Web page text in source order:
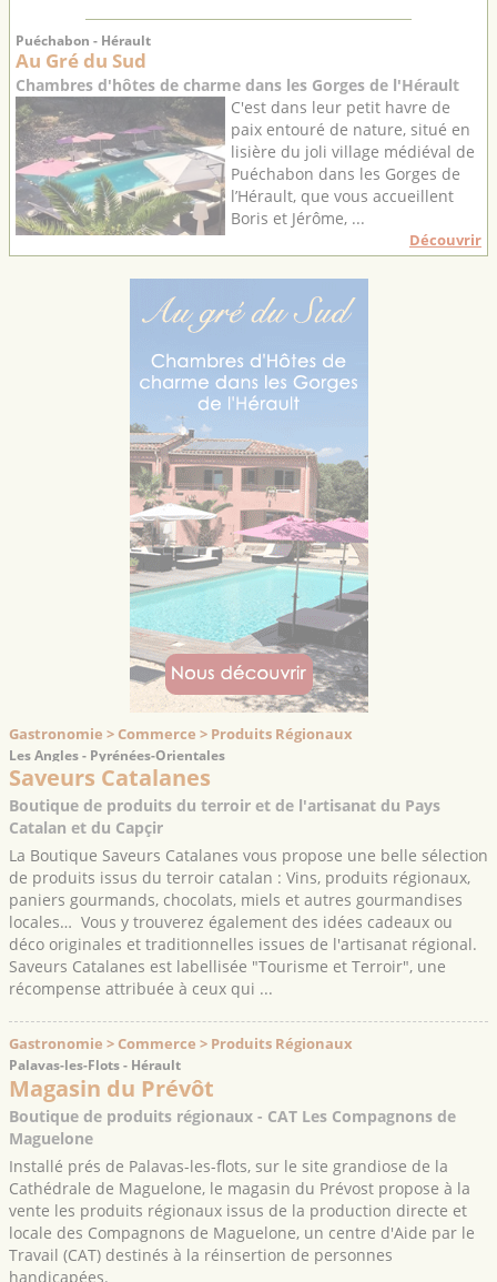
Puéchabon - Hérault
Au Gré du Sud
Chambres d'hôtes de charme dans les Gorges de l'Hérault
C'est dans leur petit havre de
paix entouré de nature, situé en
lisière du joli village médiéval de
Puéchabon dans les Gorges de
l’Hérault, que vous accueillent
Boris et Jérôme, ...
Découvrir
Gastronomie > Commerce > Produits Régionaux
Les Angles - Pyrénées-Orientales
Saveurs Catalanes
Boutique de produits du terroir et de l'artisanat du Pays
Catalan et du Capçir
La Boutique Saveurs Catalanes vous propose une belle sélection
de produits issus du terroir catalan : Vins, produits régionaux,
paniers gourmands, chocolats, miels et autres gourmandises
locales… Vous y trouverez également des idées cadeaux ou
déco originales et traditionnelles issues de l'artisanat régional.
Saveurs Catalanes est labellisée "Tourisme et Terroir", une
récompense attribuée à ceux qui ...
Gastronomie > Commerce > Produits Régionaux
Palavas-les-Flots - Hérault
Magasin du Prévôt
Boutique de produits régionaux - CAT Les Compagnons de
Maguelone
Installé prés de Palavas-les-flots, sur le site grandiose de la
Cathédrale de Maguelone, le magasin du Prévost propose à la
vente les produits régionaux issus de la production directe et
locale des Compagnons de Maguelone, un centre d'Aide par le
Travail (CAT) destinés à la réinsertion de personnes
handicapées.